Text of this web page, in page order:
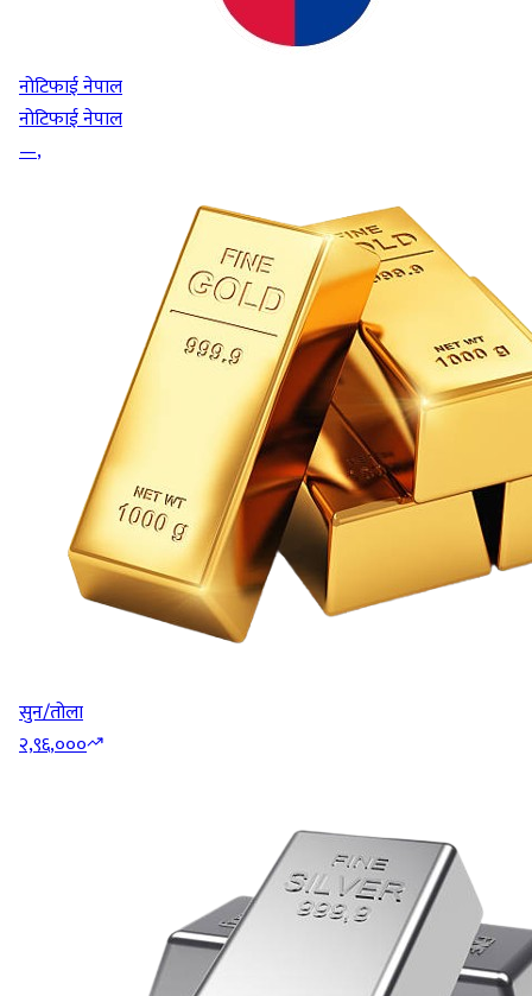
नोटिफाई नेपाल
नोटिफाई नेपाल
—,
सुन/तोला
२,९६,०००